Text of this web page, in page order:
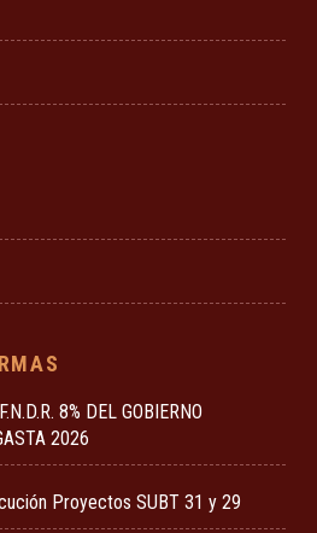
8% DEL GOBIERNO
2026
Proyectos SUBT 31 y 29